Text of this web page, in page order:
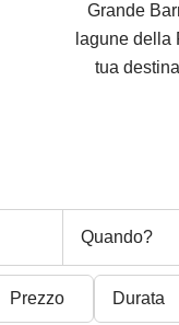
Grande
lagune della
tua
Quando?
Prezzo Durata